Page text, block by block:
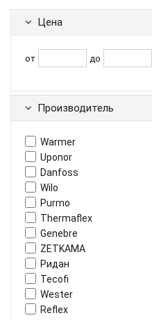
Цена
от до
Производитель
Warmer
Uponor
Danfoss
Wilo
Purmo
Thermaflex
Genebre
ZETKAMA
Ридан
Tecofi
Wester
Reflex